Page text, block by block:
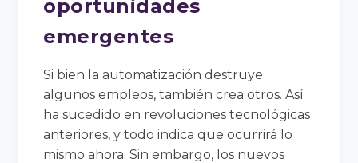
oportunidades
emergentes
Si bien la automatización destruye
algunos empleos, también crea otros. Así
ha sucedido en revoluciones tecnológicas
anteriores, y todo indica que ocurrirá lo
mismo ahora. Sin embargo, los nuevos